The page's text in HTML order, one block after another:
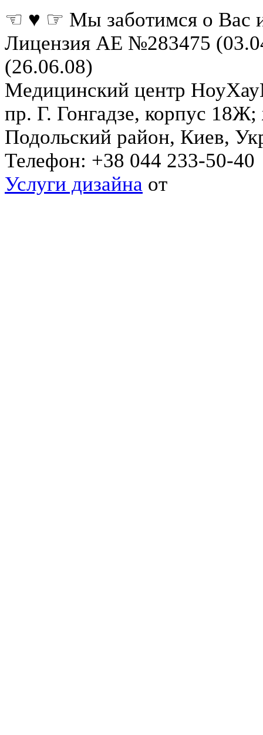
☜ ♥ ☞ Мы заботимся о Вас
Лицензия АЕ №283475
(26.06.08)
Медицинский центр
пр. Г. Гонгадзе, корпус
Подольский район, Киев,
Телефон: +38 044 233-50-40
Услуги дизайна от